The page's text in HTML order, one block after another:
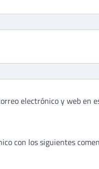
electrónico y web en
con los siguientes